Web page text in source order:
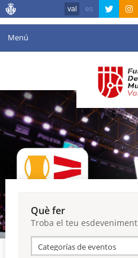
val es
Menú
Agenda
Instal·lacions
Comunicació
València en esport
Reserves
Què fer
Troba el teu esdeveniment